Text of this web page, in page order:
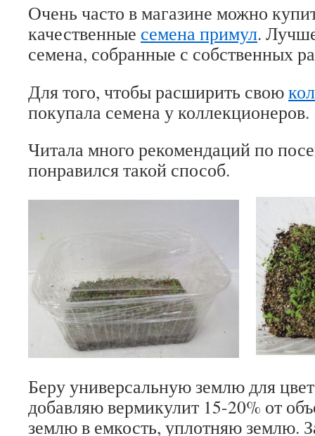
Очень часто в магазине можно
качественные семена примул.
семена, собранные с собственных
Для того, чтобы расширить свою
покупала семена у коллекционеров.
Читала много рекомендаций по
понравился такой способ.
Беру универсальную землю для
добавляю вермикулит 15-20% от
землю в емкость, уплотняю землю.